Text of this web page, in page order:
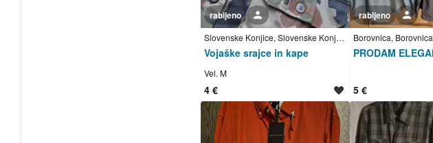
Vojaške srajce in kape
Slovenske Konjice, Slovenske Konjice
rabljeno
Vel. M
4 €
Borovnica, Borovnica
rabljeno
5 €